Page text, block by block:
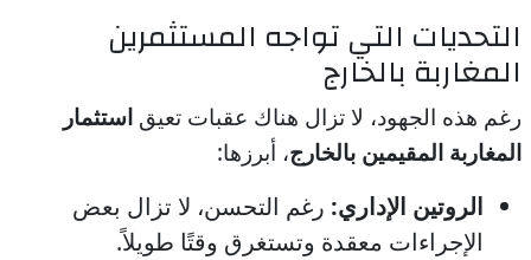
التحديات التي تواجه المستثمرين
المغاربة بالخارج
رغم هذه الجهود، لا تزال هناك عقبات تعيق استثمار
المغاربة المقيمين بالخارج، أبرزها:
الروتين الإداري: رغم التحسن، لا تزال بعض
الإجراءات معقدة وتستغرق وقتًا طويلاً.